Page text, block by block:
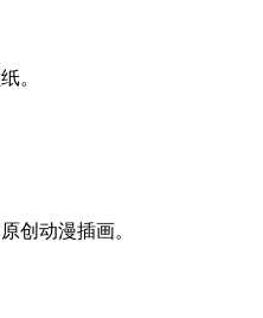
。
创动漫插画。